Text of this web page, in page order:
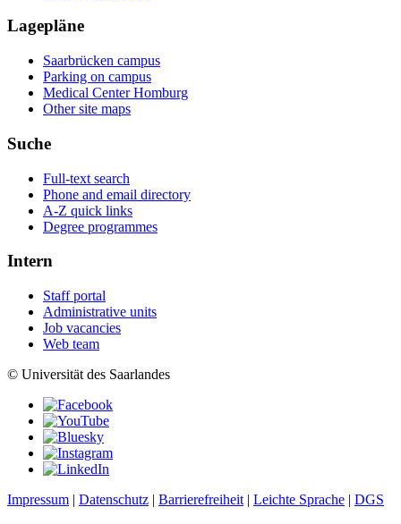
Lagepläne
Saarbrücken campus
Parking on campus
Medical Center Homburg
Other site maps
Suche
Full-text search
Phone and email directory
A-Z quick links
Degree programmes
Intern
Staff portal
Administrative units
Job vacancies
Web team
© Universität des Saarlandes
Impressum | Datenschutz | Barrierefreiheit | Leichte Sprache | DGS